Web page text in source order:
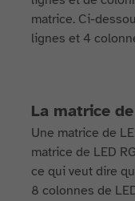
matrice. Ci-
lignes et 4
La matrice de
Une matrice de
matrice de LED
ce qui veut dire
8 colonnes de